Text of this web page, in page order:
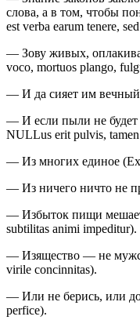
слова, а в том, чтобы
est verba earum tenere,
— Зову живых,
voco, mortuos plango,
— И да сияет им вечный
— И если пыли не будет
NULLus erit pulvis,
— Из многих единое
— Из ничего ничто не
— Избыток пищи
subtilitas animi impeditur).
— Изящество — не
virile concinnitas).
— Или не берись, или
perfice).